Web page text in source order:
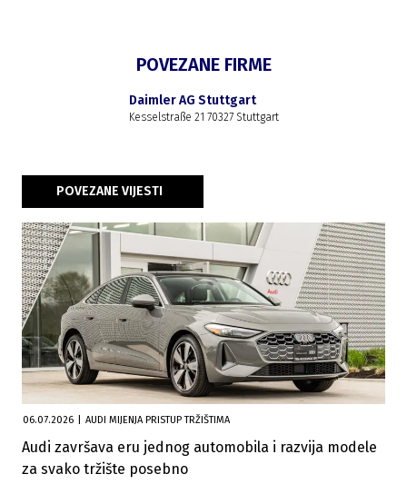
POVEZANE FIRME
Daimler AG Stuttgart
Kesselstraße 21 70327 Stuttgart
POVEZANE VIJESTI
06.07.2026 AUDI MIJENJA PRISTUP TRŽIŠTIMA
Audi završava eru jednog automobila i razvija modele
za svako tržište posebno